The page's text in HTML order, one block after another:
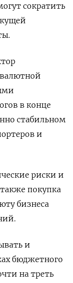
сократить
в конце
стабильном
и
риски и
покупка
бизнеса
и
бюджетного
на треть